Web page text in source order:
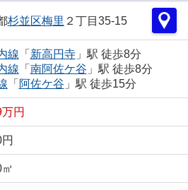
杉並区梅里 ２丁目35-15
線 「 新高円寺」駅 徒歩8分
線 「 南阿佐ケ谷 」駅 徒歩8分
「 阿佐ケ谷 」駅 徒歩15分
円